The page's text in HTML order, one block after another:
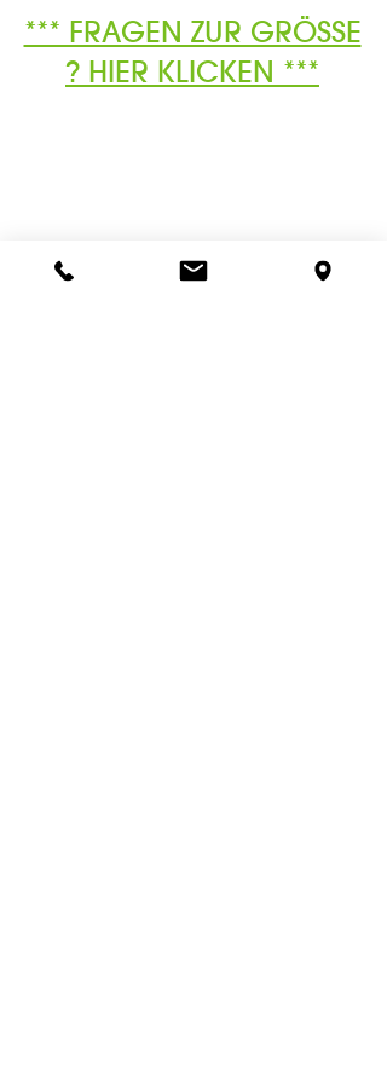
*** FRAGEN ZUR GRÖSSE
? HIER KLICKEN ***